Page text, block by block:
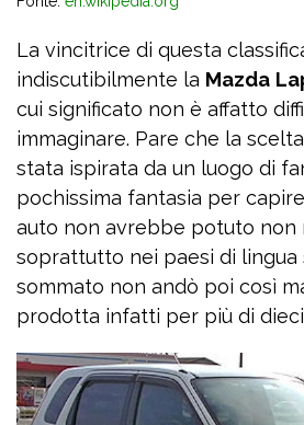
La vincitrice di questa
indiscutibilmente la Mazda
cui significato non è affatto
immaginare. Pare che la
stata ispirata da un luogo di
pochissima fantasia per
auto non avrebbe potuto non
soprattutto nei paesi di lingua
sommato non andò poi così
prodotta infatti per più di dieci